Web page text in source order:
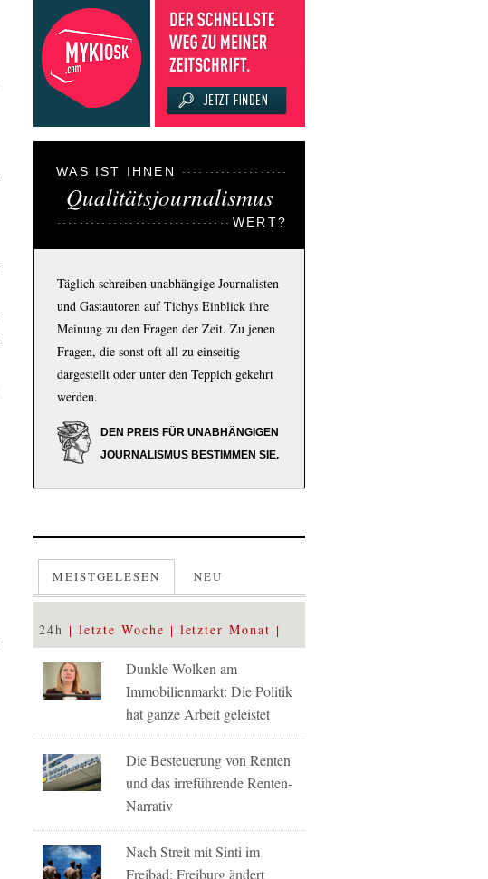
WAS IST IHNEN
Qualitätsjournalismus
WERT?
Täglich schreiben unabhängige Journalisten
und Gastautoren auf Tichys Einblick ihre
Meinung zu den Fragen der Zeit. Zu jenen
Fragen, die sonst oft all zu einseitig
dargestellt oder unter den Teppich gekehrt
werden.
DEN PREIS FÜR UNABHÄNGIGEN
JOURNALISMUS BESTIMMEN SIE.
MEISTGELESEN NEU
24h letzte Woche letzter Monat
Dunkle Wolken am
Immobilienmarkt: Die Politik
hat ganze Arbeit geleistet
Die Besteuerung von Renten
und das irreführende Renten-
Narrativ
Nach Streit mit Sinti im
Freibad: Freiburg ändert